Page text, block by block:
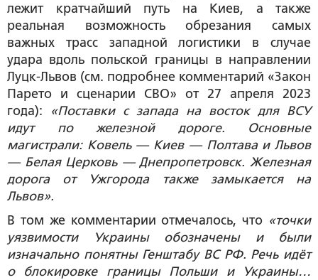
лежит кратчайший путь на Киев, а также
реальная возможность обрезания самых
важных трасс западной логистики в случае
удара вдоль польской границы в направлении
Луцк-Львов (см. подробнее комментарий «Закон
Парето и сценарии СВО» от 27 апреля 2023
года): «Поставки с запада на восток для ВСУ
идут по железной дороге. Основные
магистрали: Ковель — Киев — Полтава и Львов
— Белая Церковь — Днепропетровск. Железная
дорога от Ужгорода также замыкается на
Львов».
В том же комментарии отмечалось, что «точки
уязвимости Украины обозначены и были
изначально понятны Генштабу ВС РФ. Речь идёт
о блокировке границы Польши и Украины…